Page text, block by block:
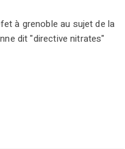
à grenoble au sujet de la
dit "directive nitrates"